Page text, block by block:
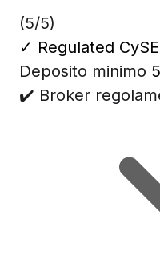
(5/5)
✓ Regulated
Deposito minimo
✔️ Broker